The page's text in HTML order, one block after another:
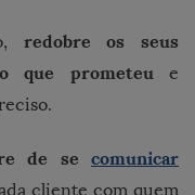
redobre os seus
que prometeue
de secomunicar
cliente com quem